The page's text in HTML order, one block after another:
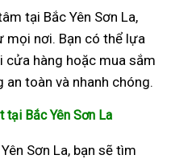
tại Bắc Yên Sơn La,
mọi nơi. Bạn có thể lựa
hàng hoặc mua sắm
toàn và nhanh chóng.
tại Bắc Yên Sơn La
Sơn La, bạn sẽ tìm